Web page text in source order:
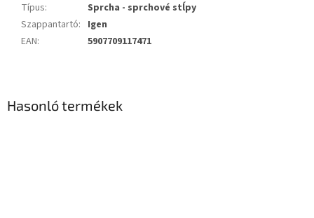
Típus:
Sprcha - sprchové stĺpy
Szappantartó: Igen
EAN: 5907709117471
Hasonló termékek